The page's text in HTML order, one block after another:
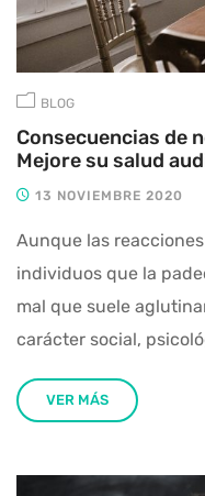
BLOG
Consecuencias de
Mejore su salud
13 NOVIEMBRE 2020
Aunque las
individuos que la
mal que suele
carácter social,
VER MÁS